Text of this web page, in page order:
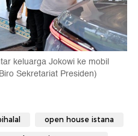
keluarga Jokowi ke mobil
Sekretariat Presiden)
open house istana